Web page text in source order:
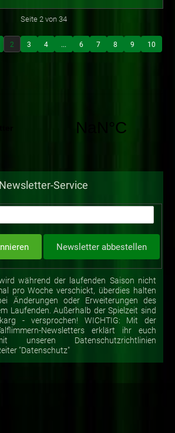
Seite 2 von 34
2 3 4 ... 6 7 8 9 10
Newsletter-Service
während der laufenden Saison nicht
pro Woche verschickt, überdies halten
Änderungen oder Erweiterungen des
Laufenden. Außerhalb der Spielzeit sind
- versprochen! WICHTIG: Mit der
Newsletters erklärt ihr euch
unseren Datenschutzrichtlinien
"Datenschutz"